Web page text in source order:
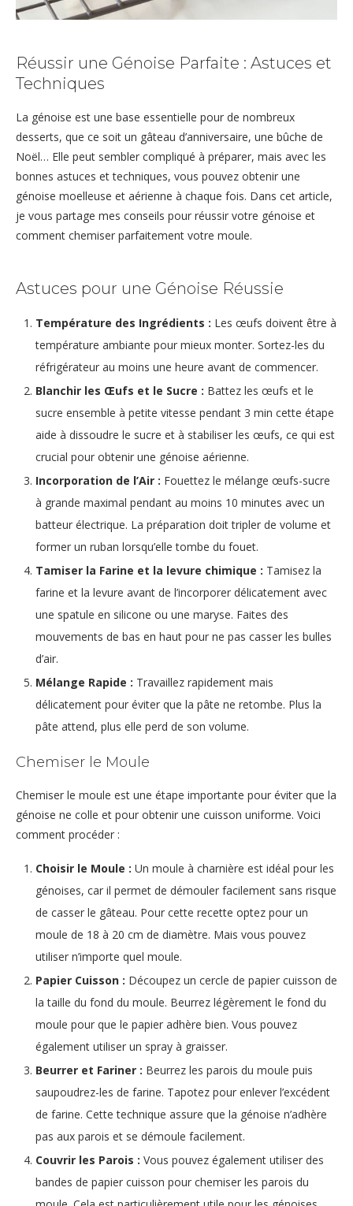
Réussir une Génoise Parfaite : Astuces et
Techniques
La génoise est une base essentielle pour de nombreux
desserts, que ce soit un gâteau d’anniversaire, une bûche de
Noël… Elle peut sembler compliqué à préparer, mais avec les
bonnes astuces et techniques, vous pouvez obtenir une
génoise moelleuse et aérienne à chaque fois. Dans cet article,
je vous partage mes conseils pour réussir votre génoise et
comment chemiser parfaitement votre moule.
Astuces pour une Génoise Réussie
Température des Ingrédients : Les œufs doivent être à
température ambiante pour mieux monter. Sortez-les du
réfrigérateur au moins une heure avant de commencer.
Blanchir les Œufs et le Sucre : Battez les œufs et le
sucre ensemble à petite vitesse pendant 3 min cette étape
aide à dissoudre le sucre et à stabiliser les œufs, ce qui est
crucial pour obtenir une génoise aérienne.
Incorporation de l’Air : Fouettez le mélange œufs-sucre
à grande maximal pendant au moins 10 minutes avec un
batteur électrique. La préparation doit tripler de volume et
former un ruban lorsqu’elle tombe du fouet.
Tamiser la Farine et la levure chimique : Tamisez la
farine et la levure avant de l’incorporer délicatement avec
une spatule en silicone ou une maryse. Faites des
mouvements de bas en haut pour ne pas casser les bulles
d’air.
Mélange Rapide : Travaillez rapidement mais
délicatement pour éviter que la pâte ne retombe. Plus la
pâte attend, plus elle perd de son volume.
Chemiser le Moule
Chemiser le moule est une étape importante pour éviter que la
génoise ne colle et pour obtenir une cuisson uniforme. Voici
comment procéder :
Choisir le Moule : Un moule à charnière est idéal pour les
génoises, car il permet de démouler facilement sans risque
de casser le gâteau. Pour cette recette optez pour un
moule de 18 à 20 cm de diamètre. Mais vous pouvez
utiliser n’importe quel moule.
Papier Cuisson : Découpez un cercle de papier cuisson de
la taille du fond du moule. Beurrez légèrement le fond du
moule pour que le papier adhère bien. Vous pouvez
également utiliser un spray à graisser.
Beurrer et Fariner : Beurrez les parois du moule puis
saupoudrez-les de farine. Tapotez pour enlever l’excédent
de farine. Cette technique assure que la génoise n’adhère
pas aux parois et se démoule facilement.
Couvrir les Parois : Vous pouvez également utiliser des
bandes de papier cuisson pour chemiser les parois du